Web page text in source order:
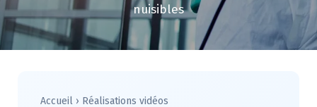
nuisibles
Accueil › Réalisations vidéos